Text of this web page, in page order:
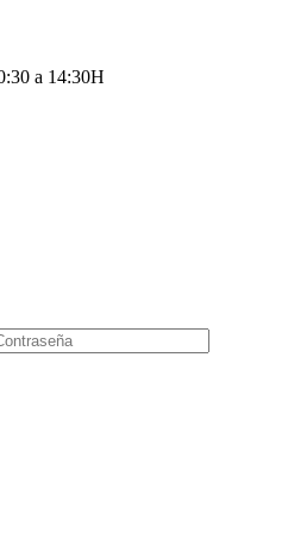
a 14:30H